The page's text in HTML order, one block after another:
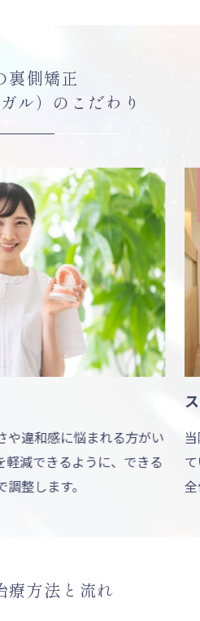
裏側矯正
ル）のこだわり
感に悩まれる方がい
きるように、できる
ます。
スピ
当院で
ていま
全体
療方法と流れ